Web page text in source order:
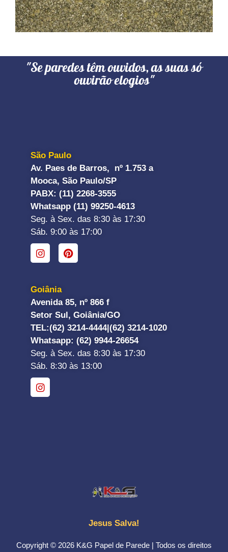
"Se paredes têm ouvidos, as suas só
ouvirão elogios"
São Paulo
Av. Paes de Barros, nº 1.753 a
Mooca, São Paulo/SP
PABX: (11) 2268-3555
Whatsapp (11) 99250-4613
Seg. à Sex. das 8:30 às 17:30
Sáb. 9:00 às 17:00
Goiânia
Avenida 85, nº 866 f
Setor Sul, Goiânia/GO
TEL:(62) 3214-4444| (62) 3214-1020
Whatsapp: (62) 9944-26654
Seg. à Sex. das 8:30 às 17:30
Sáb. 8:30 às 13:00
Jesus Salva!
Copyright © 2026 K&G Papel de Parede | Todos os direitos